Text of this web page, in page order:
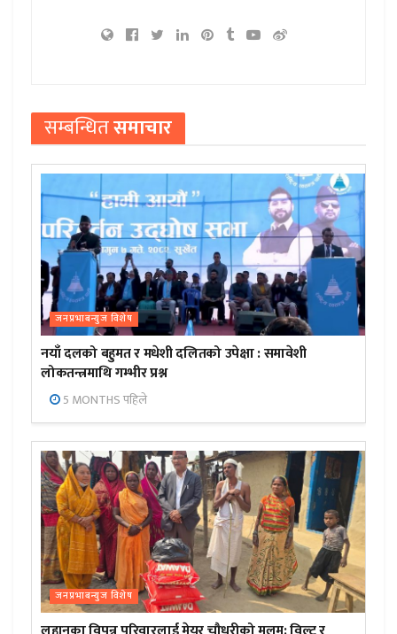
सम्बन्धितसमाचार
जनप्रभाबन्युज विशेष
नयाँ दलको बहुमत र मधेशी दलितको उपेक्षा : समावेशी
लोकतन्त्रमाथि गम्भीर प्रश्न
5 MONTHS पहिले
जनप्रभाबन्युज विशेष